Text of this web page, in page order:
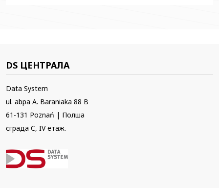
DS ЦЕНТРАЛА
Data System
ul. abpa A. Baraniaka 88 B
61-131 Poznań | Полша
сграда C, IV етаж.